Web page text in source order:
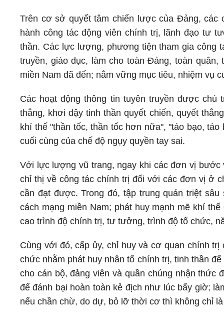
Trên cơ sở quyết tâm chiến lược của Đảng, các
hành công tác động viên chính trị, lãnh đạo tư
thần. Các lực lượng, phương tiện tham gia công
truyền, giáo dục, làm cho toàn Đảng, toàn
miền Nam đã đến; nắm vững mục tiêu, nhiệm vụ
Các hoạt động thông tin tuyên truyền được
thắng, khơi dậy tinh thần quyết chiến, quyết
khí thế "thần tốc, thần tốc hơn nữa", "táo bạo,
cuối cùng của chế độ ngụy quyền tay sai.
Với lực lượng vũ trang, ngay khi các đơn vị bước
chỉ thị về công tác chính trị đối với các đơn vị ở
cần đạt được. Trong đó, tập trung quán triệt
cách mạng miền Nam; phát huy mạnh mẽ khí
cao trình độ chính trị, tư tưởng, trình độ tổ chức,
Cùng với đó, cấp ủy, chỉ huy và cơ quan chính
chức nhằm phát huy nhân tố chính trị, tinh thần
cho cán bộ, đảng viên và quần chúng nhận
để đánh bại hoàn toàn kẻ địch như lúc bấy giờ;
nếu chần chừ, do dự, bỏ lỡ thời cơ thì không chỉ